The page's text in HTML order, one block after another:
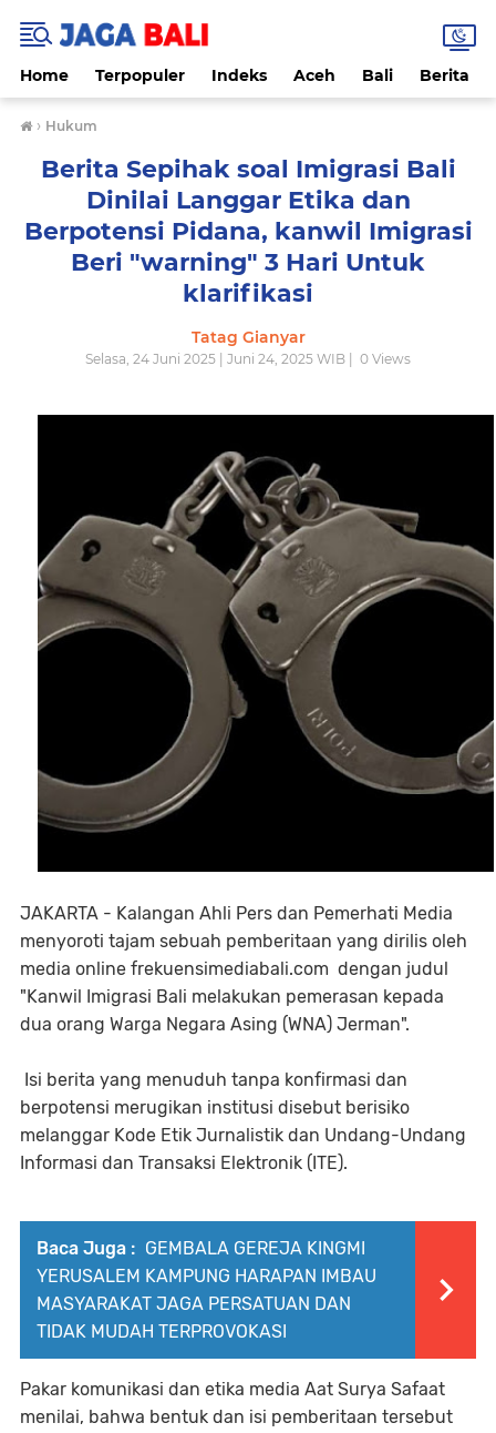
Home Terpopuler Indeks Aceh Bali Berita
› Hukum
Berita Sepihak soal Imigrasi Bali
Dinilai Langgar Etika dan
Berpotensi Pidana, kanwil Imigrasi
Beri "warning" 3 Hari Untuk
klarifikasi
Tatag Gianyar
Selasa, 24 Juni 2025 | Juni 24, 2025 WIB | 0 Views
JAKARTA - Kalangan Ahli Pers dan Pemerhati Media
menyoroti tajam sebuah pemberitaan yang dirilis oleh
media online frekuensimediabali.com dengan judul
"Kanwil Imigrasi Bali melakukan pemerasan kepada
dua orang Warga Negara Asing (WNA) Jerman".
Isi berita yang menuduh tanpa konfirmasi dan
berpotensi merugikan institusi disebut berisiko
melanggar Kode Etik Jurnalistik dan Undang-Undang
Informasi dan Transaksi Elektronik (ITE).
Baca Juga : GEMBALA GEREJA KINGMI
YERUSALEM KAMPUNG HARAPAN IMBAU
MASYARAKAT JAGA PERSATUAN DAN
TIDAK MUDAH TERPROVOKASI
Pakar komunikasi dan etika media Aat Surya Safaat
menilai, bahwa bentuk dan isi pemberitaan tersebut